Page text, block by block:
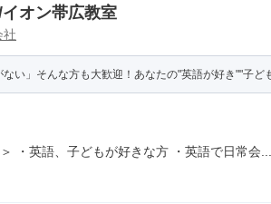
オン帯広教室
社
い」そんな方も大歓迎！あなたの"英語が好き""子ど
・英語、子どもが好きな方 ・英語で日常会...